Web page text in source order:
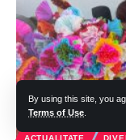
By using this site, you
Terms of Use
ACTUALITATE